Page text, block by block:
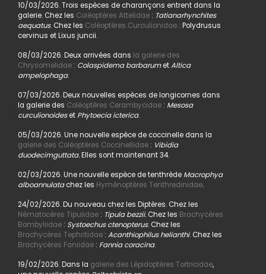
10/03/2026. Trois espèces de charançons entrent dans la
galerie. Chez les Coléoptères Attelidae: Tatianarhynchites
aequatus. Chez les Coléoptères Curculionidae: Polydrusus
cervinus et Lixus juncii.
08/03/2026. Deux arrivées dans la galerie des
Chrysomelidae: Colaspidema barbarumetAltica
ampelophaga.
07/03/2026. Deux nouvelles espèces de longicornes dans
la galerie des Coléoptères Cerambycidae: Mesosa
curculionoideset Phytoecia icterica.
05/03/2026. Une nouvelle espèce de coccinelle dans la
galerie des Coléoptères Coccinellidae: Vibidia
duodecimguttata.Elles sont maintenant 34.
02/03/2026. Une nouvelle espèce de tenthrède Macrophya
alboannulatachez les Hyménoptères Tenthredinidae.
24/02/2026. Du nouveau chez les Diptères. Chez les
Nématocères Tipulidae: Tipula bezzii. Chez les Brachycères
Bombyliidae: Systoechus ctenopterus. Chez les
Brachycères Tephritidae: Acanthiophilus helianthi. Chez les
Brachycères Faniidae: Fannia coracina.
19/02/2026. Dans la galerie des Lépidoptères Tortricidae,